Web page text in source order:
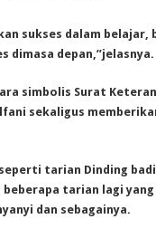
sukses dalam belajar,
dimasa depan,”jelasnya.
simbolis Surat
sekaligus
tarian Dinding
tarian lagi yang
dan sebagainya.